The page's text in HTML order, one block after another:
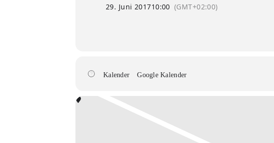
29. Juni 201710:00 (GMT+02:00)
Kalender Google Kalender